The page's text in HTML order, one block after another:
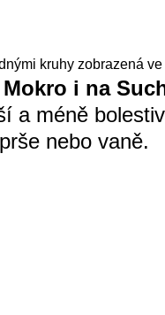
kruhy zobrazená
i na
a méně
nebo vaně.